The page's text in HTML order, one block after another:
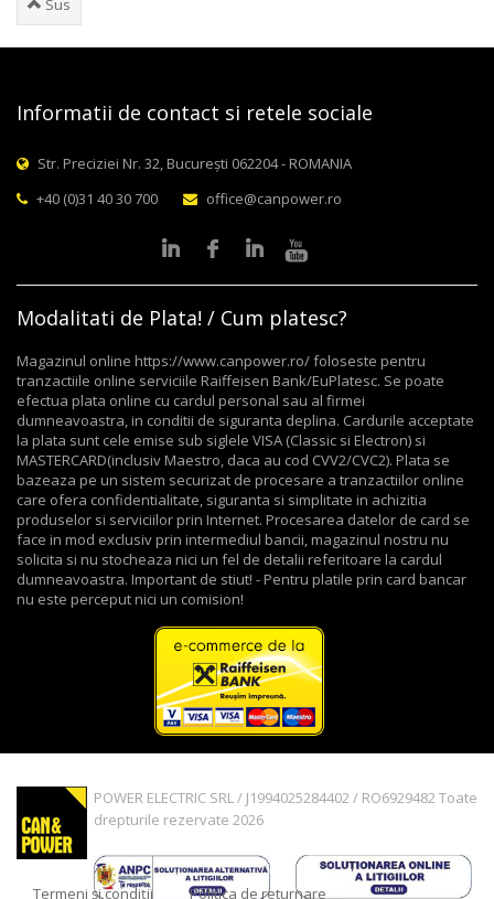
Sus
Informatii de contact si retele sociale
Str. Preciziei Nr. 32, București 062204 - ROMANIA
+40 (0)31 40 30 700
office@canpower.ro
Modalitati de Plata! / Cum platesc?
Magazinul online https://www.canpower.ro/ foloseste pentru
tranzactiile online serviciile Raiffeisen Bank/EuPlatesc. Se poate
efectua plata online cu cardul personal sau al firmei
dumneavoastra, in conditii de siguranta deplina. Cardurile acceptate
la plata sunt cele emise sub siglele VISA (Classic si Electron) si
MASTERCARD(inclusiv Maestro, daca au cod CVV2/CVC2). Plata se
bazeaza pe un sistem securizat de procesare a tranzactiilor online
care ofera confidentialitate, siguranta si simplitate in achizitia
produselor si serviciilor prin Internet. Procesarea datelor de card se
face in mod exclusiv prin intermediul bancii, magazinul nostru nu
solicita si nu stocheaza nici un fel de detalii referitoare la cardul
dumneavoastra. Important de stiut! - Pentru platile prin card bancar
nu este perceput nici un comision!
POWER ELECTRIC SRL / J1994025284402 / RO6929482 Toate
drepturile rezervate 2026
Termeni și condiții Politica de returnare